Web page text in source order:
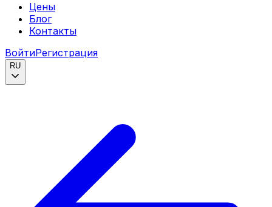
Цены
Блог
Контакты
ВойтиРегистрация
RU